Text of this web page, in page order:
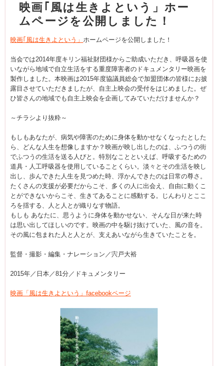
映画｢風は生きよという」ホー
ムページを公開しました！
映画｢風は生きよという」 ホームページを公開しました！
当会では2014年度キリン福祉財団様からご助成いただき、呼吸器を使
いながら地域で自立生活をする重度障害者のドキュメンタリー映画を
製作しました。本映画は2015年度協議員総会で加盟団体の皆様にお披
露目させていただきましたが、自主上映会の受付をはじめました。ぜ
ひ皆さんの地域でも自主上映会を企画してみていただけませんか？
～チラシより抜粋～
もしもあなたが、病気や障害のために身体を動かせなくなったとした
ら、どんな人生を想像しますか？映画が映し出したのは、ふつうの街
でふつうの生活を送る人びと。特別なことといえば、呼吸するための
道具・人工呼吸器を使用していることくらい。淡々とその生活を映し
出し、歩んできた人生を見つめた時、浮かんできたのは日常の尊さ。
たくさんの支援が必要だからこそ、多くの人に出会え、自由に動くこ
とができないからこそ、生きてあることに感動する。じんわりとここ
ろを揺する、人と人とが織りなす物語。
もしも あなたに、思うように身体を動かせない、そんな日が来た時
は思い出してほしいのです。映画の中を駆け抜けていた、風の音を。
その風に包まれた人と人とが、支えあいながら生きていたことを。
監督・撮影・編集・ナレーション／宍戸大裕
2015年／日本／81分／ドキュメンタリー
映画「風は生きよという」facebookページ